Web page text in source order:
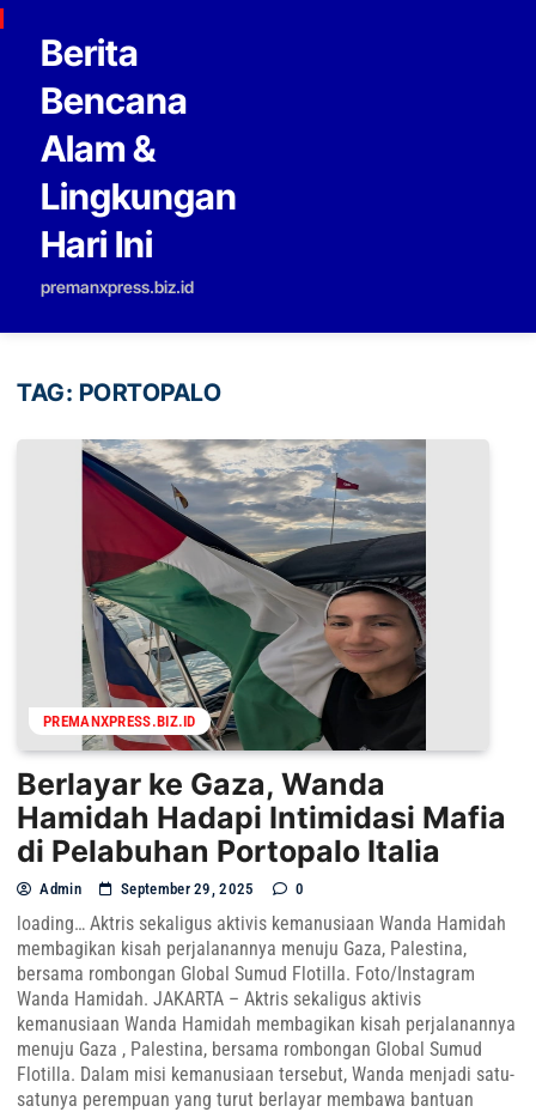
Skip to content
Berita
Bencana
Alam &
Lingkungan
Hari Ini
premanxpress.biz.id
TAG: PORTOPALO
PREMANXPRESS.BIZ.ID
Berlayar ke Gaza, Wanda
Hamidah Hadapi Intimidasi Mafia
di Pelabuhan Portopalo Italia
Admin September 29, 2025 0
loading… Aktris sekaligus aktivis kemanusiaan Wanda Hamidah
membagikan kisah perjalanannya menuju Gaza, Palestina,
bersama rombongan Global Sumud Flotilla. Foto/Instagram
Wanda Hamidah. JAKARTA – Aktris sekaligus aktivis
kemanusiaan Wanda Hamidah membagikan kisah perjalanannya
menuju Gaza , Palestina, bersama rombongan Global Sumud
Flotilla. Dalam misi kemanusiaan tersebut, Wanda menjadi satu-
satunya perempuan yang turut berlayar membawa bantuan